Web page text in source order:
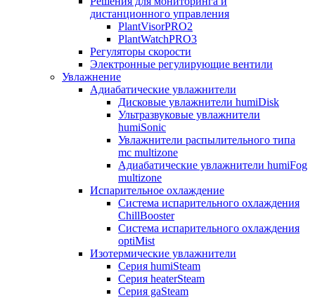
дистанционного управления
PlantVisorPRO2
PlantWatchPRO3
Регуляторы скорости
Электронные регулирующие вентили
Увлажнение
Адиабатические увлажнители
Дисковые увлажнители humiDisk
Ультразвуковые увлажнители
humiSonic
Увлажнители распылительного типа
mc multizone
Адиабатические увлажнители humiFog
multizone
Испарительное охлаждение
Система испарительного охлаждения
ChillBooster
Система испарительного охлаждения
optiMist
Изотермические увлажнители
Серия humiSteam
Серия heaterSteam
Серия gaSteam